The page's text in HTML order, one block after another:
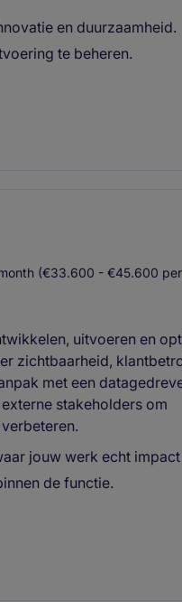
en duurzaamheid.
te beheren.
(€33.600 - €45.600
uitvoeren en
zichtbaarheid,
met een
stakeholders om
jouw werk echt impact
de functie.